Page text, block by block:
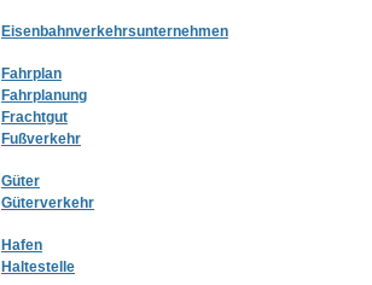
Eisenbahnverkehrsunternehmen
Fahrplan
Fahrplanung
Frachtgut
Fußverkehr
Güter
Güterverkehr
Hafen
Haltestelle